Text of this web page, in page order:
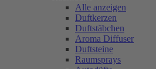
Alle anzeigen
Duftkerzen
Duftstäbchen
Aroma Diffuser
Duftsteine
Raumsprays